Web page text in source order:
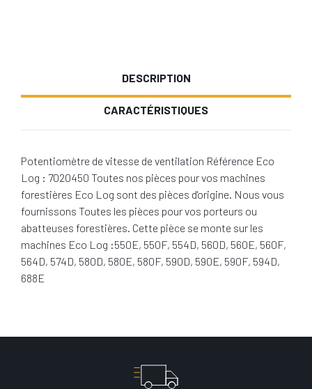
DESCRIPTION
CARACTÉRISTIQUES
Potentiomètre de vitesse de ventilation Référence Eco
Log : 7020450 Toutes nos pièces pour vos machines
forestières Eco Log sont des pièces d'origine. Nous vous
fournissons Toutes les pièces pour vos porteurs ou
abatteuses forestières. Cette pièce se monte sur les
machines Eco Log :550E, 550F, 554D, 560D, 560E, 560F,
564D, 574D, 580D, 580E, 580F, 590D, 590E, 590F, 594D,
688E